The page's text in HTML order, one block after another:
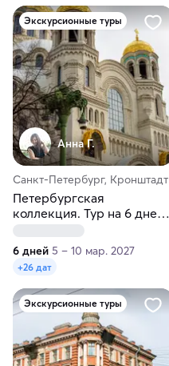
Экскурсионные туры
Анна Г.
Санкт-Петербург, Кронштадт
Петербургская
коллекция. Тур на 6 дней.
6 дней 5 – 10 мар. 2027
+26 дат
Экскурсионные туры